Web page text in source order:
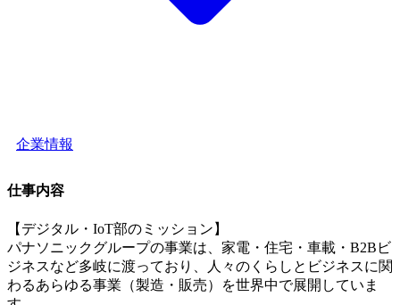
企業情報
仕事内容
【デジタル・IoT部のミッション】
パナソニックグループの事業は、家電・住宅・車載・B2Bビ
ジネスなど多岐に渡っており、人々のくらしとビジネスに関
わるあらゆる事業（製造・販売）を世界中で展開していま